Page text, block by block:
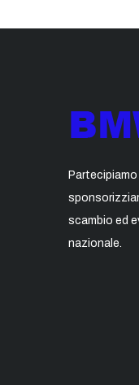
scambio ed
nazionale.